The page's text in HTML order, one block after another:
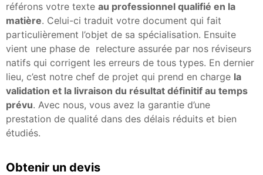
référons votre texte au professionnel qualifié en la
matière. Celui-ci traduit votre document qui fait
particulièrement l’objet de sa spécialisation. Ensuite
vient une phase de relecture assurée par nos réviseurs
natifs qui corrigent les erreurs de tous types. En dernier
lieu, c’est notre chef de projet qui prend en charge la
validation et la livraison du résultat définitif au temps
prévu. Avec nous, vous avez la garantie d’une
prestation de qualité dans des délais réduits et bien
étudiés.
Obtenir un devis